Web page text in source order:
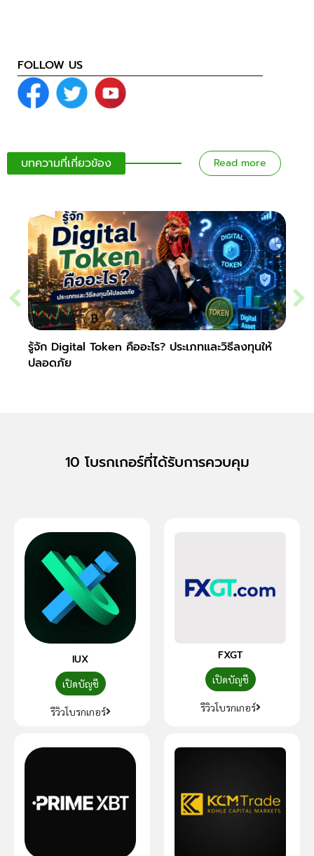
FOLLOW US
บทความที่เกี่ยวข้อง Read more
รู้จัก Digital Token คืออะไร? ประเภทและวิธีลงทุนให้
ปลอดภัย
10 โบรกเกอร์ที่ได้รับการควบคุม
IUX
เปิดบัญชี
รีวิวโบรกเกอร์
FXGT
เปิดบัญชี
รีวิวโบรกเกอร์